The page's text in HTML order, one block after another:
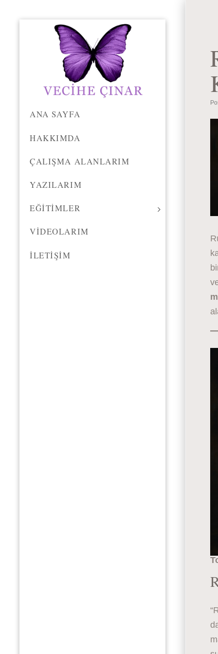
ANA SAYFA
HAKKIMDA
ÇALIŞMA ALANLARIM
YAZILARIM
EĞITIMLER
VIDEOLARIM
İLETIŞIM